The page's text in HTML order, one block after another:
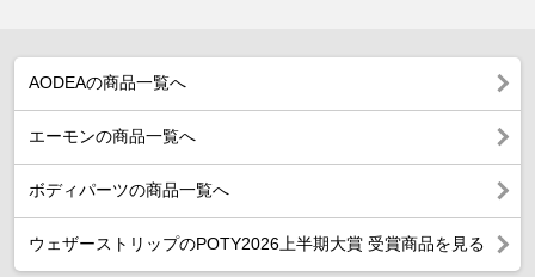
AODEAの商品一覧へ
エーモンの商品一覧へ
ボディパーツの商品一覧へ
ウェザーストリップのPOTY2026上半期大賞 受賞商品を見る